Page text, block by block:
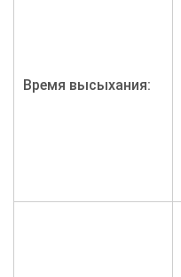
Время высыхания: